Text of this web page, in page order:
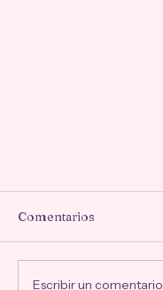
Comentarios
Escribir un